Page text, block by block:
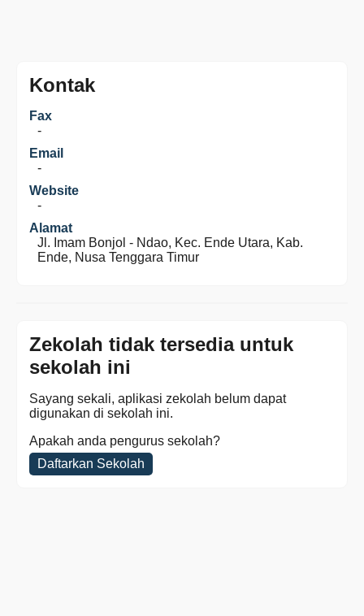
Kontak
Fax
-
Email
-
Website
-
Alamat
Jl. Imam Bonjol - Ndao, Kec. Ende Utara, Kab.
Ende, Nusa Tenggara Timur
Zekolah tidak tersedia untuk
sekolah ini
Sayang sekali, aplikasi zekolah belum dapat
digunakan di sekolah ini.
Apakah anda pengurus sekolah?
Daftarkan Sekolah